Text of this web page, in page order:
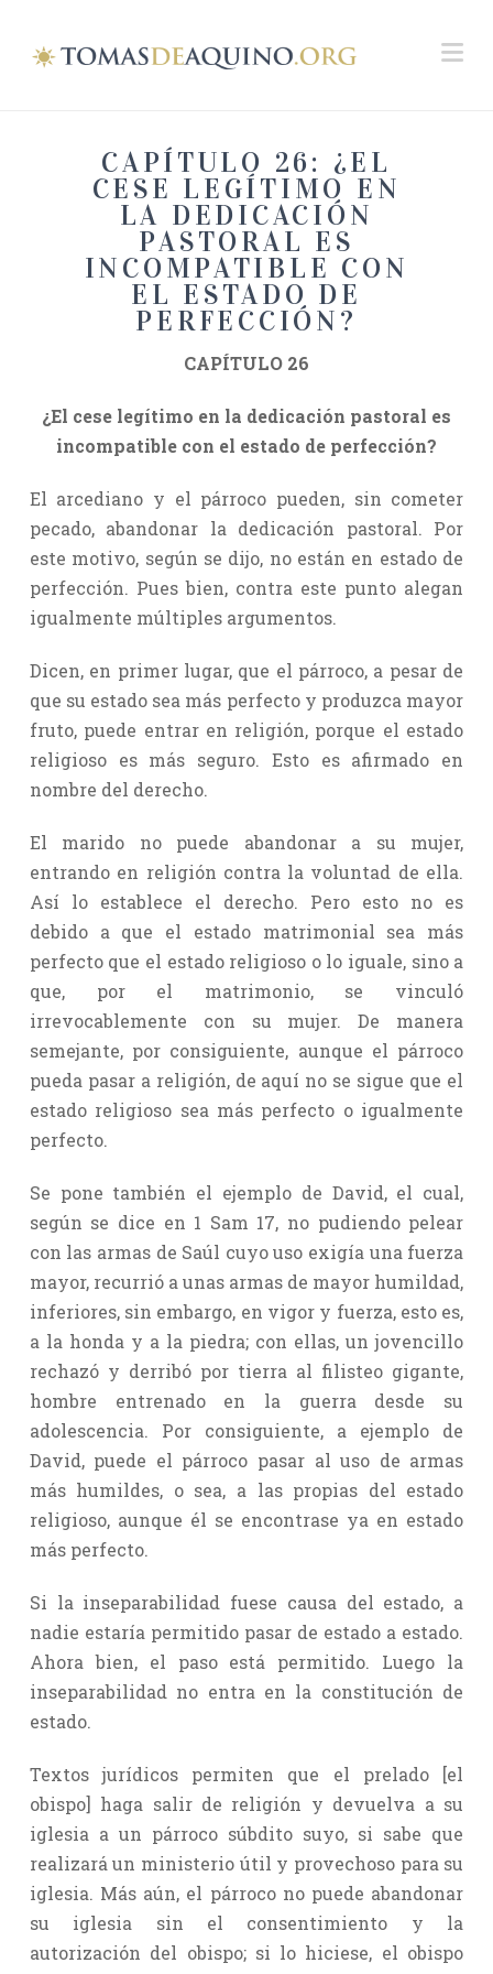
CAPÍTULO 26: ¿EL
CESE LEGÍTIMO EN
LA DEDICACIÓN
PASTORAL ES
INCOMPATIBLE CON
EL ESTADO DE
PERFECCIÓN?
CAPÍTULO 26
¿El cese legítimo en la dedicación pastoral es
incompatible con el estado de perfección?
El arcediano y el párroco pueden, sin cometer
pecado, abandonar la dedicación pastoral. Por
este motivo, según se dijo, no están en estado de
perfección. Pues bien, contra este punto alegan
igualmente múltiples argumentos.
Dicen, en primer lugar, que el párroco, a pesar de
que su estado sea más perfecto y produzca mayor
fruto, puede entrar en religión, porque el estado
religioso es más seguro. Esto es afirmado en
nombre del derecho.
El marido no puede abandonar a su mujer,
entrando en religión contra la voluntad de ella.
Así lo establece el derecho. Pero esto no es
debido a que el estado matrimonial sea más
perfecto que el estado religioso o lo iguale, sino a
que, por el matrimonio, se vinculó
irrevocablemente con su mujer. De manera
semejante, por consiguiente, aunque el párroco
pueda pasar a religión, de aquí no se sigue que el
estado religioso sea más perfecto o igualmente
perfecto.
Se pone también el ejemplo de David, el cual,
según se dice en 1 Sam 17, no pudiendo pelear
con las armas de Saúl cuyo uso exigía una fuerza
mayor, recurrió a unas armas de mayor humildad,
inferiores, sin embargo, en vigor y fuerza, esto es,
a la honda y a la piedra; con ellas, un jovencillo
rechazó y derribó por tierra al filisteo gigante,
hombre entrenado en la guerra desde su
adolescencia. Por consiguiente, a ejemplo de
David, puede el párroco pasar al uso de armas
más humildes, o sea, a las propias del estado
religioso, aunque él se encontrase ya en estado
más perfecto.
Si la inseparabilidad fuese causa del estado, a
nadie estaría permitido pasar de estado a estado.
Ahora bien, el paso está permitido. Luego la
inseparabilidad no entra en la constitución de
estado.
Textos jurídicos permiten que el prelado [el
obispo] haga salir de religión y devuelva a su
iglesia a un párroco súbdito suyo, si sabe que
realizará un ministerio útil y provechoso para su
iglesia. Más aún, el párroco no puede abandonar
su iglesia sin el consentimiento y la
autorización del obispo; si lo hiciese, el obispo